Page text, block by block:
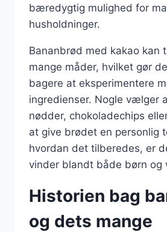
bæredygtig mulighed for
husholdninger.
Bananbrød med kakao kan
mange måder, hvilket gør
bagere at eksperimentere
ingredienser. Nogle vælger
nødder, chokoladechips
at give brødet en personlig
hvordan det tilberedes, er
vinder blandt både børn og
Historien bag
og dets mange